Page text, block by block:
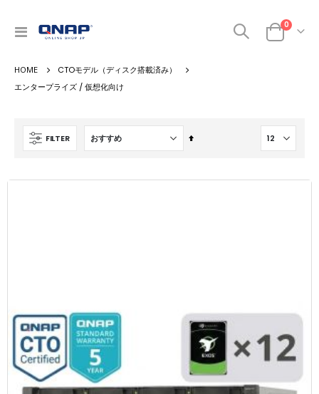
ナ
呼
ぶ
カート
0商品
CTOモデル（ディスク搭載済み）
エンタープライズ / 仮想化向け
FILTER
降